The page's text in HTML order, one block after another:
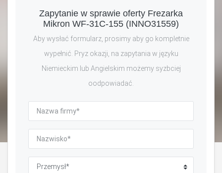
Zapytanie w sprawie oferty Frezarka
Mikron WF-31C-155 (INNO31559)
Aby wysłać formularz, prosimy aby go kompletnie
wypełnić. Pryz okazji, na zapytania w języku
Niemieckim lub Angielskim możemy syzbciej
oodpowiadać.